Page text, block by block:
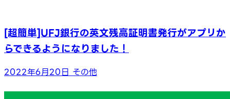
[超簡単]UFJ銀行の英文残高証明書発行がアプリか
らできるようになりました！
2022年6月20日 その他